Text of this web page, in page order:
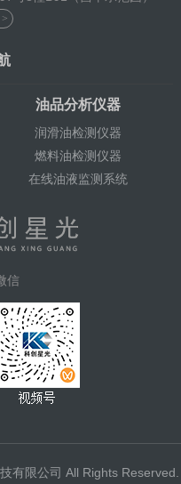
油品分析仪器
润滑油检测仪器
燃料油检测仪器
在线油液监测系统
信
有限公司 All Rights Reserved.